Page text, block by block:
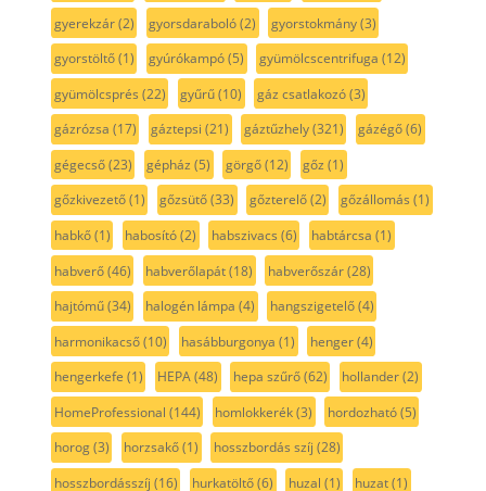
gyerekzár(2) gyorsdaraboló(2) gyorstokmány(3)
gyorstöltő(1) gyúrókampó(5) gyümölcscentrifuga (12)
gyümölcsprés (22) gyűrű(10) gáz csatlakozó(3)
gázrózsa (17) gáztepsi (21) gáztűzhely(321) gázégő(6)
gégecső(23) gépház (5) görgő(12) gőz (1)
gőzkivezető(1) gőzsütő(33) gőzterelő(2) gőzállomás (1)
habkő(1) habosító(2) habszivacs (6) habtárcsa (1)
habverő(46) habverőlapát(18) habverőszár(28)
hajtómű(34) halogén lámpa (4) hangszigetelő(4)
harmonikacső(10) hasábburgonya (1) henger(4)
hengerkefe (1) HEPA(48) hepa szűrő(62) hollander(2)
HomeProfessional (144) homlokkerék(3) hordozható(5)
horog(3) horzsakő(1) hosszbordás szíj (28)
hosszbordásszíj (16) hurkatöltő(6) huzal (1) huzat(1)